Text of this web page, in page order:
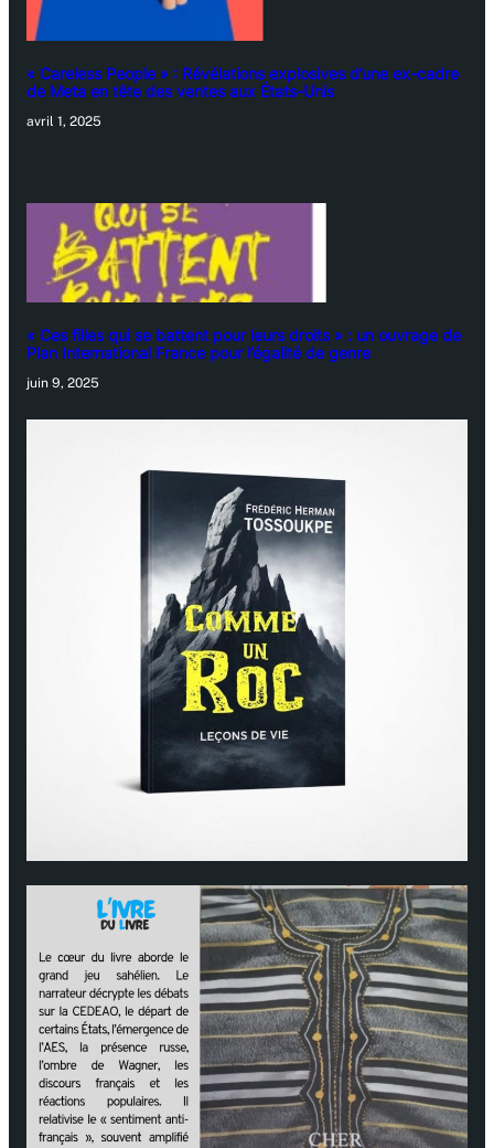
« Careless People » : Révélations explosives d’une ex-cadre
de Meta en tête des ventes aux États-Unis
avril 1, 2025
« Ces filles qui se battent pour leurs droits » : un ouvrage de
Plan International France pour l’égalité de genre
juin 9, 2025